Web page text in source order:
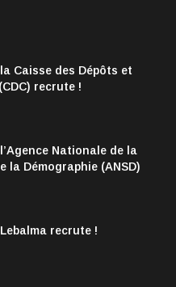
Caisse des Dépôts et
recrute !
Nationale de la
la Démographie (ANSD)
recrute !